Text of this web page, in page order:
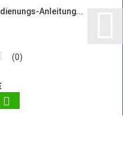
Anleitung...
0